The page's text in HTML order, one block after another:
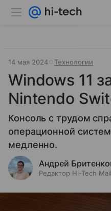
14 мая 2024 Технологии
Windows 11
Nintendo
Консоль с трудом
операционной
медленно.
Андрей
Редактор Hi-Tech Mail